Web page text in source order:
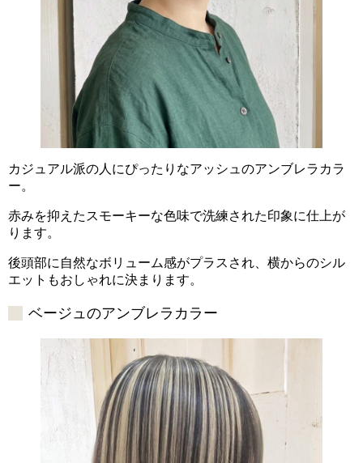
カジュアル派の人にぴったりなアッシュのアンブレラカラ
ー。
赤みを抑えたスモーキーな色味で洗練された印象に仕上が
ります。
後頭部に自然なボリューム感がプラスされ、横からのシル
エットもおしゃれに決まります。
ベージュのアンブレラカラー